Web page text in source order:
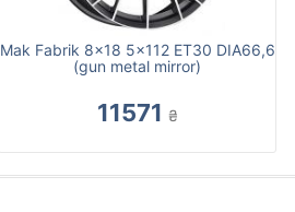
Mak Fabrik 8x18 5x112 ET30 DIA66,6
(gun metal mirror)
11571 ₴